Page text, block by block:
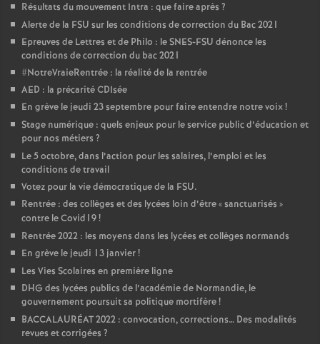
Résultats du mouvement Intra : que faire après ?
Alerte de la FSU sur les conditions de correction du Bac 2021
Epreuves de Lettres et de Philo : le SNES-FSU dénonce les
conditions de correction du bac 2021
#NotreVraieRentrée : la réalité de la rentrée
AED : la précarité CDIsée
En grève le jeudi 23 septembre pour faire entendre notre voix!
Stage numérique : quels enjeux pour le service public d’éducation et
pour nos métiers ?
Le 5 octobre, dans l’action pour les salaires, l’emploi et les
conditions de travail
Votez pour la vie démocratique de la FSU.
Rentrée : des collèges et des lycées loin d’être «sanctuarisés »
contre le Covid19!
Rentrée 2022 : les moyens dans les lycées et collèges normands
En grève le jeudi 13 janvier!
Les Vies Scolaires en première ligne
DHG des lycées publics de l’académie de Normandie, le
gouvernement poursuit sa politique mortifère!
BACCALAURÉAT 2022 : convocation, corrections… Des modalités
revues et corrigées ?